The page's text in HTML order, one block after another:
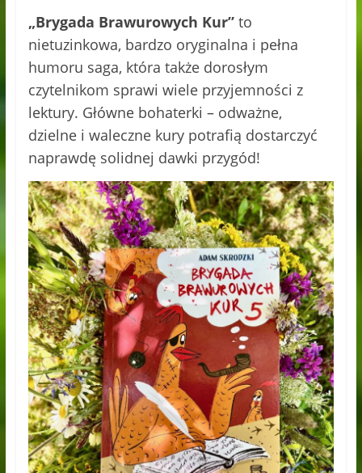
„Brygada Brawurowych Kur”to
nietuzinkowa, bardzo oryginalna i pełna
humoru saga, która także dorosłym
czytelnikom sprawi wiele przyjemności z
lektury. Główne bohaterki – odważne,
dzielne i waleczne kury potrafią dostarczyć
naprawdę solidnej dawki przygód!